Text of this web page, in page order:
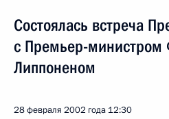
Состоялась встреча
с Премьер-министром
Липпоненом
28 февраля 2002 года 12:30